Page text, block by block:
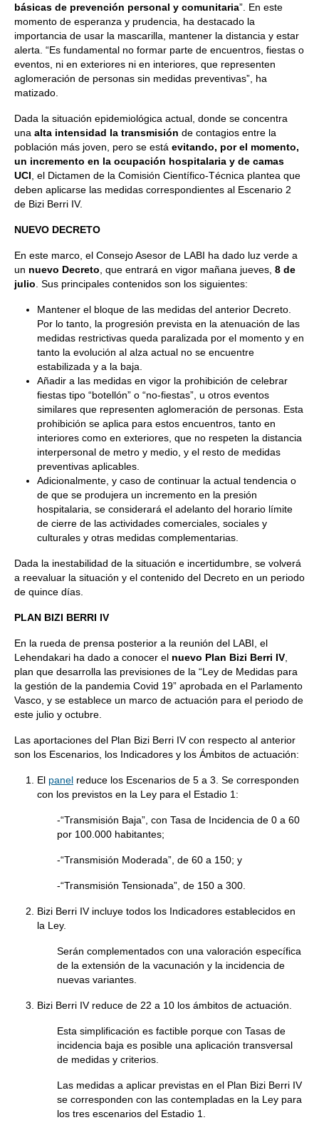
básicas de prevención personal y comunitaria”. En este
momento de esperanza y prudencia, ha destacado la
importancia de usar la mascarilla, mantener la distancia y estar
alerta. “Es fundamental no formar parte de encuentros, fiestas o
eventos, ni en exteriores ni en interiores, que representen
aglomeración de personas sin medidas preventivas”, ha
matizado.
Dada la situación epidemiológica actual, donde se concentra
una alta intensidad la transmisión de contagios entre la
población más joven, pero se está evitando, por el momento,
un incremento en la ocupación hospitalaria y de camas
UCI , el Dictamen de la Comisión Científico-Técnica plantea que
deben aplicarse las medidas correspondientes al Escenario 2
de Bizi Berri IV.
NUEVO DECRETO
En este marco, el Consejo Asesor de LABI ha dado luz verde a
un nuevo Decreto , que entrará en vigor mañana jueves, 8 de
julio . Sus principales contenidos son los siguientes:
Mantener el bloque de las medidas del anterior Decreto.
Por lo tanto, la progresión prevista en la atenuación de las
medidas restrictivas queda paralizada por el momento y en
tanto la evolución al alza actual no se encuentre
estabilizada y a la baja.
Añadir a las medidas en vigor la prohibición de celebrar
fiestas tipo “botellón” o “no-fiestas”, u otros eventos
similares que representen aglomeración de personas. Esta
prohibición se aplica para estos encuentros, tanto en
interiores como en exteriores, que no respeten la distancia
interpersonal de metro y medio, y el resto de medidas
preventivas aplicables.
Adicionalmente, y caso de continuar la actual tendencia o
de que se produjera un incremento en la presión
hospitalaria, se considerará el adelanto del horario límite
de cierre de las actividades comerciales, sociales y
culturales y otras medidas complementarias.
Dada la inestabilidad de la situación e incertidumbre, se volverá
a reevaluar la situación y el contenido del Decreto en un periodo
de quince días.
PLAN BIZI BERRI IV
En la rueda de prensa posterior a la reunión del LABI, el
Lehendakari ha dado a conocer el nuevo Plan Bizi Berri IV
plan que desarrolla las previsiones de la “Ley de Medidas para
la gestión de la pandemia Covid 19” aprobada en el Parlamento
Vasco, y se establece un marco de actuación para el periodo de
este julio y octubre.
Las aportaciones del Plan Bizi Berri IV con respecto al anterior
son los Escenarios, los Indicadores y los Ámbitos de actuación:
El panel reduce los Escenarios de 5 a 3. Se corresponden
con los previstos en la Ley para el Estadio 1:
-“Transmisión Baja”, con Tasa de Incidencia de 0 a 60
por 100.000 habitantes;
-“Transmisión Moderada”, de 60 a 150; y
-“Transmisión Tensionada”, de 150 a 300.
Bizi Berri IV incluye todos los Indicadores establecidos en
la Ley.
Serán complementados con una valoración específica
de la extensión de la vacunación y la incidencia de
nuevas variantes.
Bizi Berri IV reduce de 22 a 10 los ámbitos de actuación.
Esta simplificación es factible porque con Tasas de
incidencia baja es posible una aplicación transversal
de medidas y criterios.
Las medidas a aplicar previstas en el Plan Bizi Berri IV
se corresponden con las contempladas en la Ley para
los tres escenarios del Estadio 1.